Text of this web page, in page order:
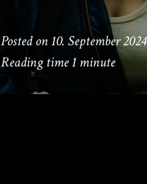
Posted on10. September 2024
Reading time1 minute